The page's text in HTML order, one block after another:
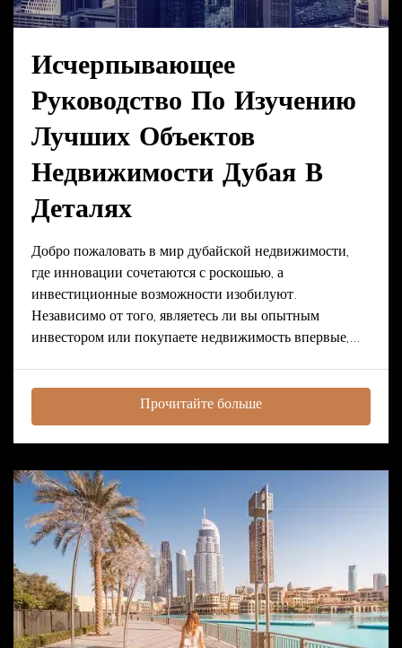
Исчерпывающее
Руководство По Изучению
Лучших Объектов
Недвижимости Дубая В
Деталях
Добро пожаловать в мир дубайской недвижимости,
где инновации сочетаются с роскошью, а
инвестиционные возможности изобилуют.
Независимо от того, являетесь ли вы опытным
инвестором или покупаете недвижимость впервые,...
Прочитайте больше